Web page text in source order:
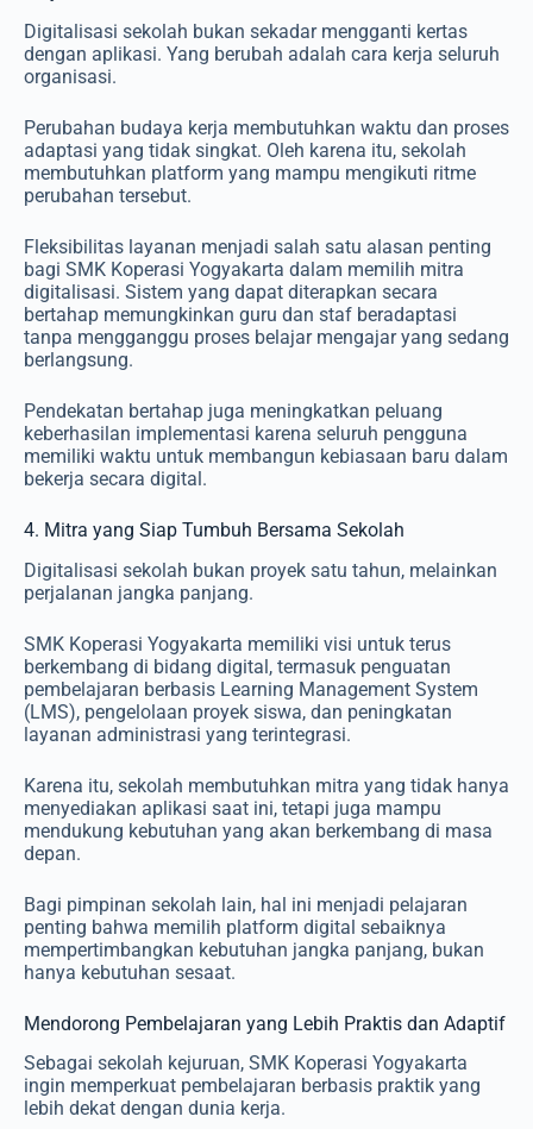
Digitalisasi sekolah bukan sekadar mengganti kertas
dengan aplikasi. Yang berubah adalah cara kerja seluruh
organisasi.
Perubahan budaya kerja membutuhkan waktu dan proses
adaptasi yang tidak singkat. Oleh karena itu, sekolah
membutuhkan platform yang mampu mengikuti ritme
perubahan tersebut.
Fleksibilitas layanan menjadi salah satu alasan penting
bagi SMK Koperasi Yogyakarta dalam memilih mitra
digitalisasi. Sistem yang dapat diterapkan secara
bertahap memungkinkan guru dan staf beradaptasi
tanpa mengganggu proses belajar mengajar yang sedang
berlangsung.
Pendekatan bertahap juga meningkatkan peluang
keberhasilan implementasi karena seluruh pengguna
memiliki waktu untuk membangun kebiasaan baru dalam
bekerja secara digital.
4. Mitra yang Siap Tumbuh Bersama Sekolah
Digitalisasi sekolah bukan proyek satu tahun, melainkan
perjalanan jangka panjang.
SMK Koperasi Yogyakarta memiliki visi untuk terus
berkembang di bidang digital, termasuk penguatan
pembelajaran berbasis Learning Management System
(LMS), pengelolaan proyek siswa, dan peningkatan
layanan administrasi yang terintegrasi.
Karena itu, sekolah membutuhkan mitra yang tidak hanya
menyediakan aplikasi saat ini, tetapi juga mampu
mendukung kebutuhan yang akan berkembang di masa
depan.
Bagi pimpinan sekolah lain, hal ini menjadi pelajaran
penting bahwa memilih platform digital sebaiknya
mempertimbangkan kebutuhan jangka panjang, bukan
hanya kebutuhan sesaat.
Mendorong Pembelajaran yang Lebih Praktis dan Adaptif
Sebagai sekolah kejuruan, SMK Koperasi Yogyakarta
ingin memperkuat pembelajaran berbasis praktik yang
lebih dekat dengan dunia kerja.